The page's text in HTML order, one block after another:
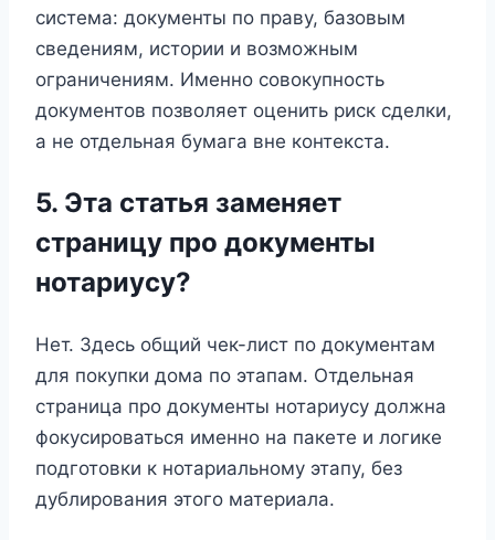
система: документы по праву, базовым
сведениям, истории и возможным
ограничениям. Именно совокупность
документов позволяет оценить риск сделки,
а не отдельная бумага вне контекста.
5. Эта статья заменяет
страницу про документы
нотариусу?
Нет. Здесь общий чек-лист по документам
для покупки дома по этапам. Отдельная
страница про документы нотариусу должна
фокусироваться именно на пакете и логике
подготовки к нотариальному этапу, без
дублирования этого материала.